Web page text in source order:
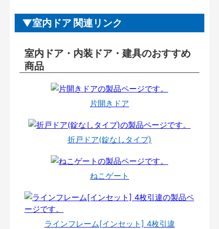
室内ドア 関連リンク
室内ドア・内装ドア・建具のおすすめ
商品
片開きドア
折戸ドア(錠なしタイプ)
ねこゲート
ラインフレーム[インセット] 4枚引違